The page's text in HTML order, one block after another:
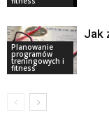
Planowanie
programów
treningowych i
fitness
Jak